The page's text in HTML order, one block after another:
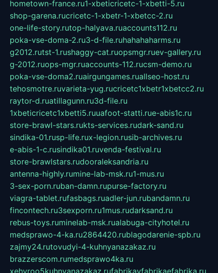
hometown-france.ru1-xbeticricetc-1-xbetti-5.ru
shop-garena.rucricetc-1-xbetr-1-xbetcc-2.ru
one-life-story.rutop-halyava.ruaccounts112.ru
poka-vse-doma-2.ru3-d-file.ruhahahaharms.ru
g2012.rutst-1.rushaggy-cat.ruopsmgr.ruev-gallery.ru
g-2012.ruops-mgr.ruaccounts-112.rucsm-demo.ru
poka-vse-doma2.ruairgungames.ruallseo-host.ru
tehosmotre.ruvarieta-yug.rucricetc1xbetr1xbetcc2.ru
raytor-d.ruatillagunn.ru3d-file.ru
1xbeticricetc1xbetti5.ruuafoot-statti.rue-abis1c.ru
store-brawl-stars.rukts-services.rudark-sand.ru
sindika-01.rusp-life.rux-legion.rusib-archives.ru
e-abis-1-c.rusindika01.ruvenda-festival.ru
store-brawlstars.rudooraleksandria.ru
antenna-highly.rumine-lab-msk.ru1-mus.ru
3-sex-porn.ruban-damn.rupurse-factory.ru
viagra-tablet.rufasbags.ruadler-jun.rubandamn.ru
fincontech.ru3sexporn.ru1mus.rudarksand.ru
rebus-toys.ruminelab-msk.rualabuga-cityhotel.ru
medsprawo-4-ka.ru2864420.rublagodarenie-spb.ru
zajmy24.rutovudyi-4-kuhnyanazakaz.ru
brazzerscom.rumedsprawo4ka.ru